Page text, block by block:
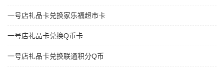
一号店礼品卡兑换家乐福超市卡
一号店礼品卡兑换Q币卡
一号店礼品卡兑换联通积分Q币